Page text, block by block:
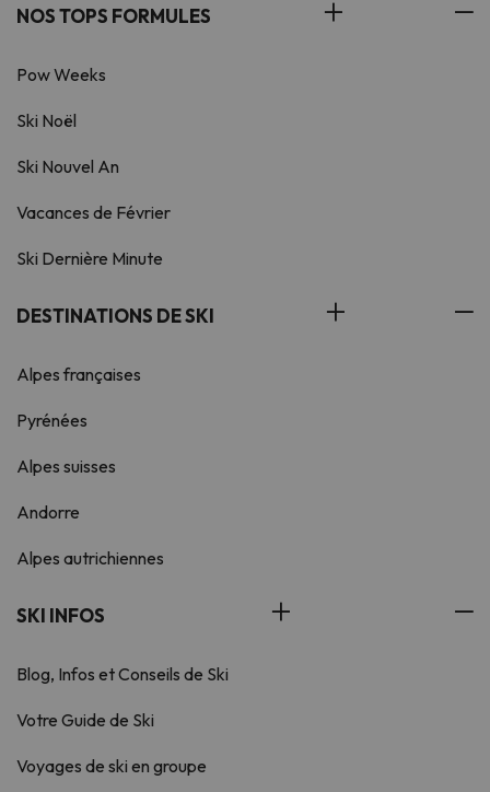
NOS TOPS FORMULES
Pow Weeks
Ski Noël
Ski Nouvel An
Vacances de Février
Ski Dernière Minute
DESTINATIONS DE SKI
Alpes françaises
Pyrénées
Alpes suisses
Andorre
Alpes autrichiennes
SKI INFOS
Blog, Infos et Conseils de Ski
Votre Guide de Ski
Voyages de ski en groupe